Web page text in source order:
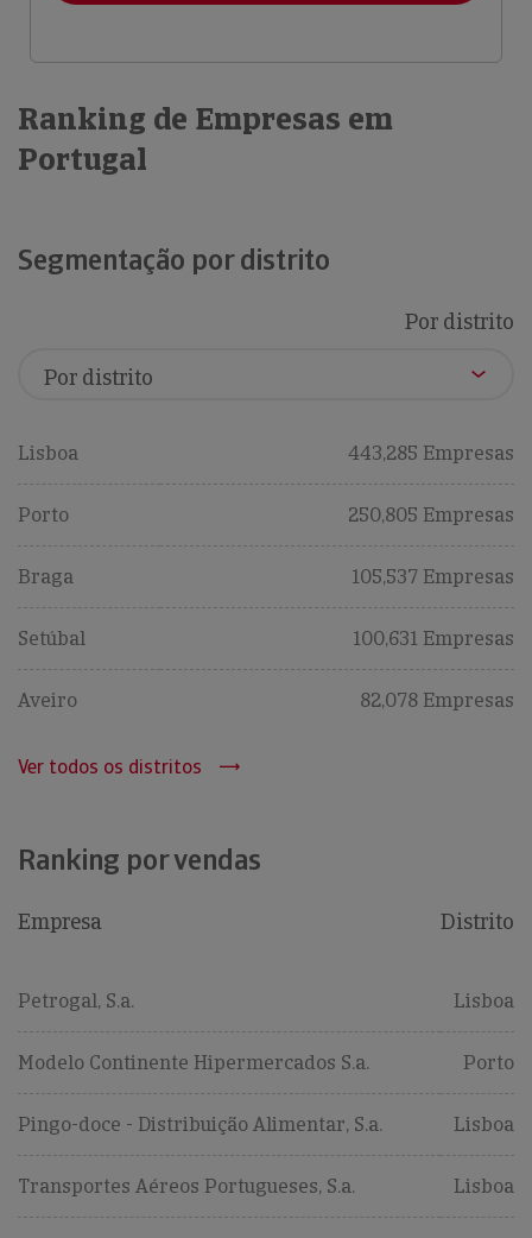
Ranking de Empresas em
Portugal
Segmentação por distrito
Por distrito
Lisboa 443,285 Empresas
Porto 250,805 Empresas
Braga 105,537 Empresas
Setúbal 100,631 Empresas
Aveiro 82,078 Empresas
Ver todos os distritos
Ranking por vendas
Empresa Distrito
Petrogal, S.a. Lisboa
Modelo Continente Hipermercados S.a. Porto
Pingo-doce - Distribuição Alimentar, S.a. Lisboa
Transportes Aéreos Portugueses, S.a. Lisboa